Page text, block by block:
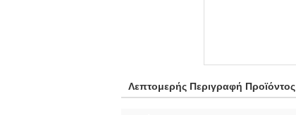
Λεπτομερής Περιγραφή Προϊόντος